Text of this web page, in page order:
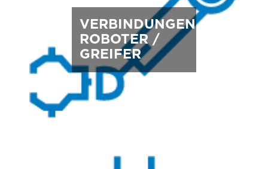
VERBINDUNGEN
ROBOTER /
GREIFER